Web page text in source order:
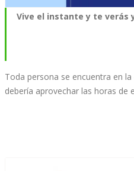
Vive el instante y te verás
Toda persona se encuentra en
debería aprovechar las horas de